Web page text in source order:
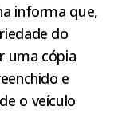
informa que,
do
uma cópia
e
o veículo